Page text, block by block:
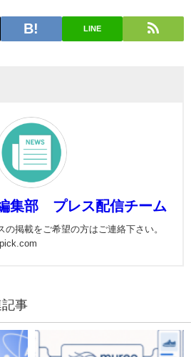
LINE
集部 プレス配信チーム
の掲載をご希望の方はご連絡下さい。
事